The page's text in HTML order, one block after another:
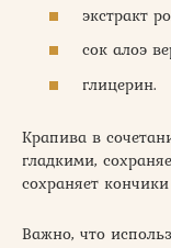
экстракт
сок алоэ
глицерин.
Крапива в
гладкими,
сохраняет
Важно, что